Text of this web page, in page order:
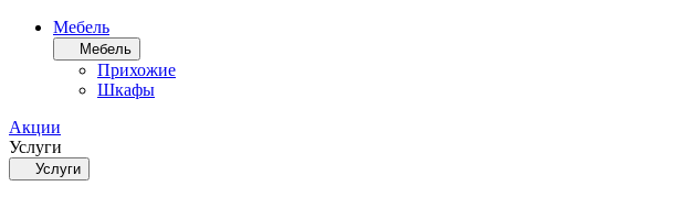
Мебель
Мебель
Прихожие
Шкафы
Акции
Услуги
Услуги